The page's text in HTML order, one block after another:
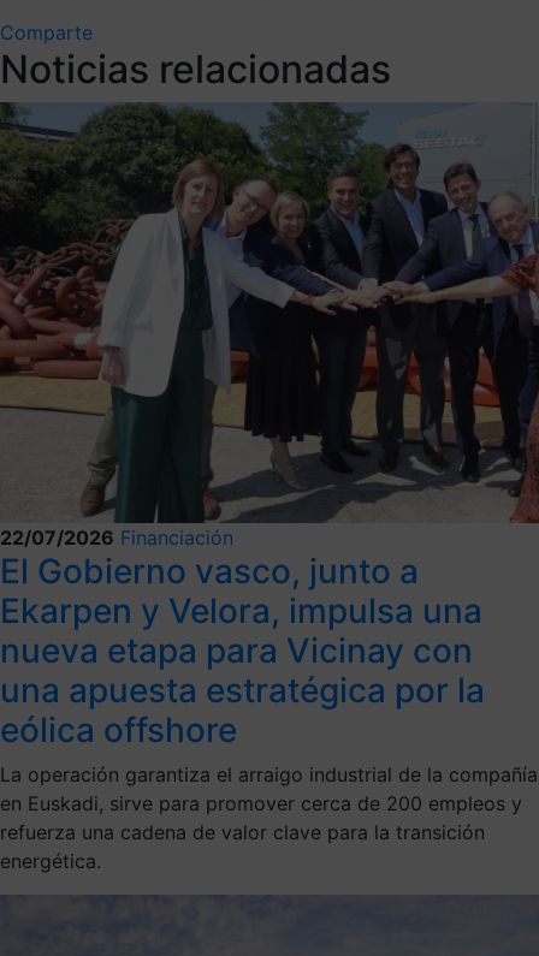
Comparte
Noticias relacionadas
22/07/2026 Financiación
El Gobierno vasco, junto a
Ekarpen y Velora, impulsa una
nueva etapa para Vicinay con
una apuesta estratégica por la
eólica offshore
La operación garantiza el arraigo industrial de la compañía
en Euskadi, sirve para promover cerca de 200 empleos y
refuerza una cadena de valor clave para la transición
energética.